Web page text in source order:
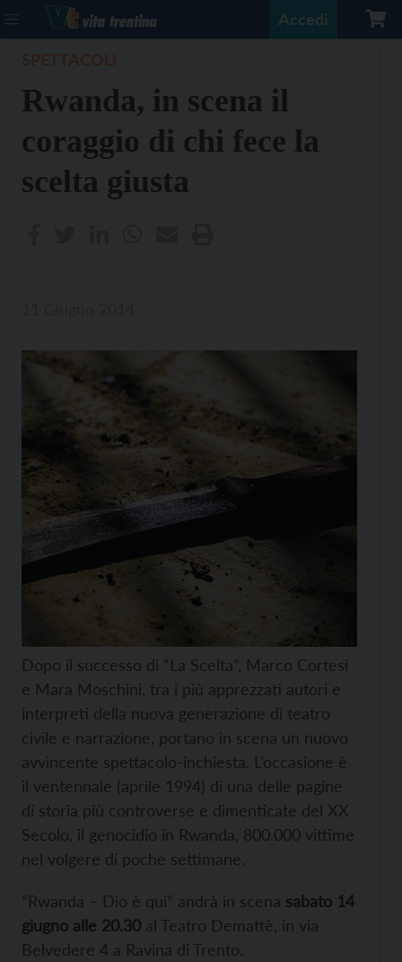
Accedi
Rwanda, in scena il
coraggio di chi fece la
scelta giusta
Dopo il successo di “La Scelta”, Marco Cortesi
e Mara Moschini, tra i più apprezzati autori e
interpreti della nuova generazione di teatro
civile e narrazione, portano in scena un nuovo
avvincente spettacolo-inchiesta. L’occasione è
il ventennale (aprile 1994) di una delle pagine
di storia più controverse e dimenticate del XX
Secolo, il genocidio in Rwanda, 800.000 vittime
nel volgere di poche settimane.
“Rwanda – Dio è qui” andrà in scena sabato 14
giugno alle 20.30 al Teatro Demattè, in via
Belvedere 4 a Ravina di Trento.